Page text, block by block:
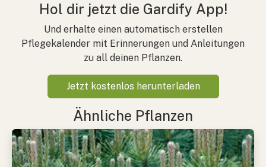
Hol dir jetzt die Gardify App!
Und erhalte einen automatisch erstellen
Pflegekalender mit Erinnerungen und Anleitungen
zu all deinen Pflanzen.
Jetzt kostenlos herunterladen
Ähnliche Pflanzen